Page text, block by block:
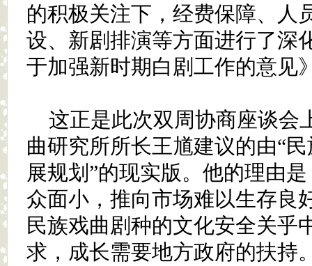
的积极关注下，经费保障、人
设、新剧排演等方面进行了深
于加强新时期白剧工作的意见
这正是此次双周协商座谈会
曲研究所所长王馗建议的由“
展规划”的现实版。他的理由
众面小，推向市场难以生存良
民族戏曲剧种的文化安全关乎
求，成长需要地方政府的扶持